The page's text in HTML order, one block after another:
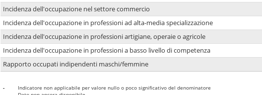
Incidenza dell'occupazione nel settore commercio
Incidenza dell'occupazione in professioni ad alta-media specializzazione
Incidenza dell'occupazione in professioni artigiane, operaie o agricole
Incidenza dell'occupazione in professioni a basso livello di competenza
Rapporto occupati indipendenti maschi/femmine
-
Indicatore non applicabile per valore nullo o poco significativo del denominatore